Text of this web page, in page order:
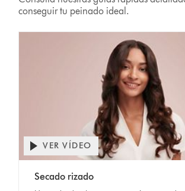
conseguir tu peinado ideal.
VER VÍDEO
Secado rizado